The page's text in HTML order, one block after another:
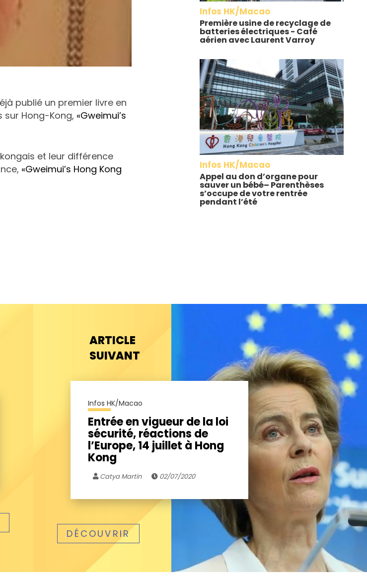
publié un premier livre en
sur Hong-Kong, «Gweimui’s
et leur différence
«Gweimui’s Hong Kong
Infos HK/Macao
Première usine de recyclage de
batteries électriques - Café
aérien avec Laurent Varroy
Infos HK/Macao
Appel au don d’organe pour
sauver un bébé– Parenthèses
s’occupe de votre rentrée
pendant l’été
ARTICLE
SUIVANT
Infos HK/Macao
Entrée en vigueur de la loi
sécurité, réactions de
l’Europe, 14 juillet à Hong
Kong
Catya Martin 02/07/2020
DÉCOUVRIR